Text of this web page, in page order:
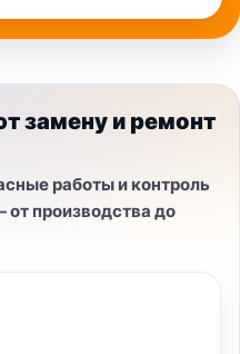
замену и ремонт
работы и контроль
производства до